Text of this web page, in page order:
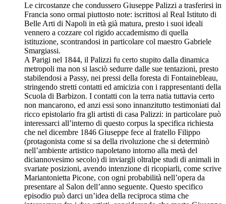
Le circostanze che condussero Giuseppe Palizzi a trasferirsi in
Francia sono ormai piuttosto note: iscrittosi al Real Istituto di
Belle Arti di Napoli in età già matura, presto i suoi ideali
vennero a cozzare col rigido accademismo di quella
istituzione, scontrandosi in particolare col maestro Gabriele
Smargiassi.
A Parigi nel 1844, il Palizzi fu certo stupito dalla dinamica
metropoli ma non si lasciò sedurre dalle sue tentazioni, presto
stabilendosi a Passy, nei pressi della foresta di Fontainebleau,
stringendo stretti contatti ed amicizia con i rappresentanti della
Scuola di Barbizon. I contatti con la terra natia tuttavia certo
non mancarono, ed anzi essi sono innanzitutto testimoniati dal
ricco epistolario fra gli artisti di casa Palizzi: in particolare può
interessarci all’interno di questo corpus la specifica richiesta
che nel dicembre 1846 Giuseppe fece al fratello Filippo
(protagonista come si sa della rivoluzione che si determinò
nell’ambiente artistico napoletano intorno alla metà del
diciannovesimo secolo) di inviargli oltralpe studi di animali in
svariate posizioni, avendo intenzione di ricopiarli, come scrive
Mariantonietta Picone, con ogni probabilità nell’opera da
presentare al Salon dell’anno seguente. Questo specifico
episodio può darci un’idea della reciproca stima che